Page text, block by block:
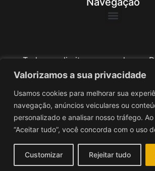
Valorizamos a sua privacidade
Usamos cookies para melhorar sua
navegação, anúncios veiculares ou
personalizado e analisar nosso tráfego.
“Aceitar tudo”, você concorda com o uso
Customizar Rejeitar tudo
Todos os direitos reservados ao
Barichello
Desenvolvido poriv3